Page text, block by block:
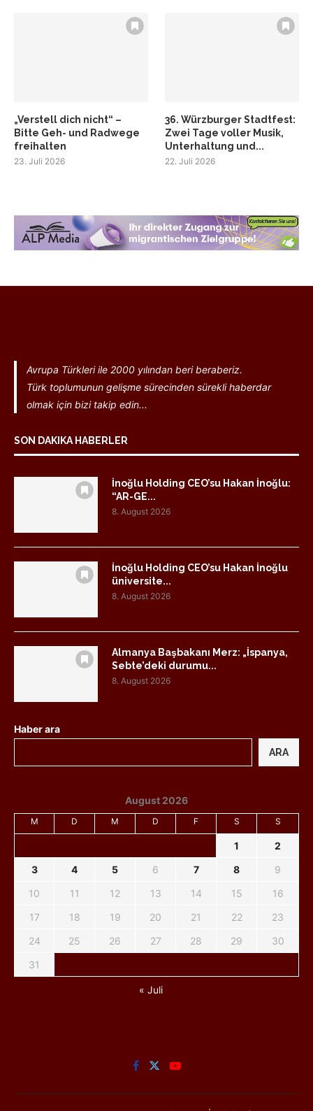
„Verstell dich nicht“ –
Bitte Geh- und Radwege
freihalten
23. Juli 2026
36. Würzburger Stadtfest:
Zwei Tage voller Musik,
Unterhaltung und...
22. Juli 2026
Avrupa Türkleri ile 2000 yılından beri beraberiz.
Türk toplumunun gelişme sürecinden sürekli haberdar
olmak için bizi takip edin...
SON DAKIKA HABERLER
İnoğlu Holding CEO’su Hakan İnoğlu:
“AR-GE...
8. August 2026
İnoğlu Holding CEO’su Hakan İnoğlu
üniversite...
8. August 2026
Almanya Başbakanı Merz: „İspanya,
Sebte’deki durumu...
8. August 2026
Haber ara
ARA
August 2026
M D M D F S S
1
2
3
4 5 6 7 8
9
10
11 12 13 14 15
16
17
18 19 20 21 22
23
24
25 26 27 28 29
30
31
« Juli